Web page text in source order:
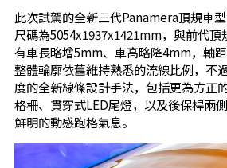
此次試駕的全新三代Panamera頂規車
尺碼為5054x1937x1421mm，與前代
有車長略增5mm、車高略降4mm，軸距
整體輪廓依舊維持熟悉的流線比例，不
度的全新線條設計手法，包括更為方正
格柵、貫穿式LED尾燈，以及後保桿兩
鮮明的動感跑格氣息。